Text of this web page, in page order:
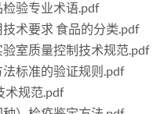
验专业术语.pdf
术要求 食品的分类.pdf
室质量控制技术规范.pdf
标准的验证规则.pdf
术规范.pdf